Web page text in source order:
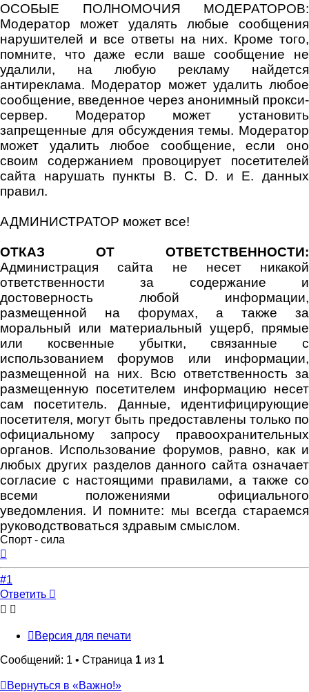
ОСОБЫЕ ПОЛНОМОЧИЯ МОДЕРАТОРОВ:
Модератор может удалять любые сообщения
нарушителей и все ответы на них. Кроме того,
помните, что даже если ваше сообщение не
удалили, на любую рекламу найдется
антиреклама. Модератор может удалить любое
сообщение, введенное через анонимный прокси-
сервер. Модератор может установить
запрещенные для обсуждения темы. Модератор
может удалить любое сообщение, если оно
своим содержанием провоцирует посетителей
сайта нарушать пункты B. C. D. и E. данных
правил.
АДМИНИСТРАТОР может все!
ОТКАЗ ОТ ОТВЕТСТВЕННОСТИ:
Администрация сайта не несет никакой
ответственности за содержание и
достоверность любой информации,
размещенной на форумах, а также за
моральный или материальный ущерб, прямые
или косвенные убытки, связанные с
использованием форумов или информации,
размещенной на них. Всю ответственность за
размещенную посетителем информацию несет
сам посетитель. Данные, идентифицирующие
посетителя, могут быть предоставлены только по
официальному запросу правоохранительных
органов. Использование форумов, равно, как и
любых других разделов данного сайта означает
согласие с настоящими правилами, а также со
всеми положениями официального
уведомления. И помните: мы всегда стараемся
руководствоваться здравым смыслом.
Спорт - сила
началу
#1
Ответить
Версия для печати
Сообщений: 1 • Страница 1 из 1
Вернуться в «Важно!»